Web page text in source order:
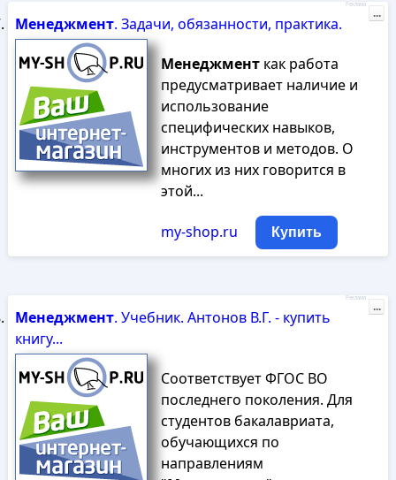
Менеджмент. Задачи, обязанности, практика.
Менеджменткак работа
предусматривает наличие и
использование
специфических навыков,
инструментов и методов. О
многих из них говорится в
этой...
my-shop.ru Купить
Реклама
...
Менеджмент. Учебник. Антонов В.Г. - купить
книгу...
Соответствует ФГОС ВО
последнего поколения. Для
студентов бакалавриата,
обучающихся по
направлениям
Реклама
...